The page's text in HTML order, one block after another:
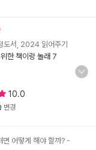
서, 2024 읽어주기
한 책이랑 놀래 7
10.0
변경
면 어떻게 해야 할까? -